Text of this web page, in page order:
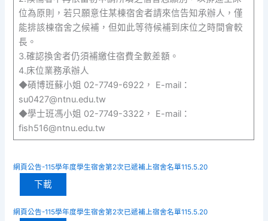
位為原則，若只願意住某棟宿舍者請來信告知承辦人，僅
能排該棟宿舍之候補，但如此等待候補到床位之時間會較
長。
3.確認換舍者仍須補繳住宿費全數差額。
4.床位業務承辦人
◆碩博班蘇小姐 02-7749-6922， E-mail：
su0427@ntnu.edu.tw
◆學士班馮小姐 02-7749-3322， E-mail：
fish516@ntnu.edu.tw
網頁公告-115學年度學生宿舍第2次已遞補上宿舍名單115.5.20
下載
網頁公告-115學年度學生宿舍第2次已遞補上宿舍名單115.5.20